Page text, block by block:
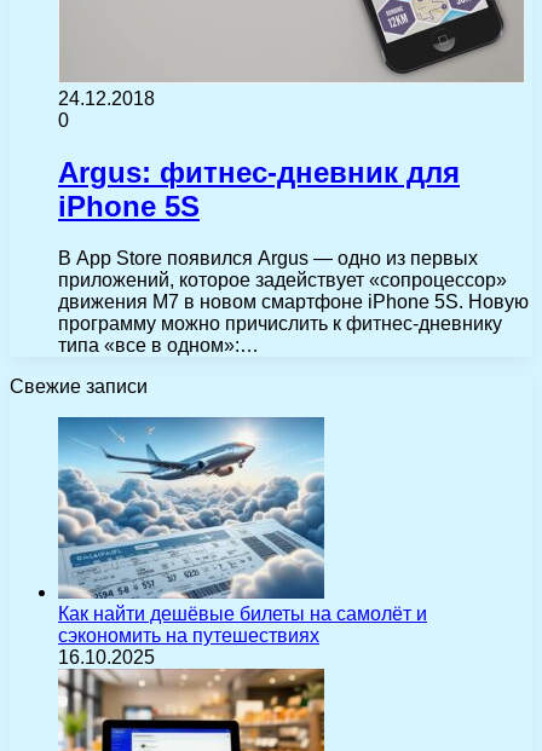
24.12.2018
0
Argus: фитнес-дневник для
iPhone 5S
В App Store появился Argus — одно из первых
приложений, которое задействует «сопроцессор»
движения M7 в новом смартфоне iPhone 5S. Новую
программу можно причислить к фитнес-дневнику
типа «все в одном»:…
Свежие записи
Как найти дешёвые билеты на самолёт и
сэкономить на путешествиях
16.10.2025